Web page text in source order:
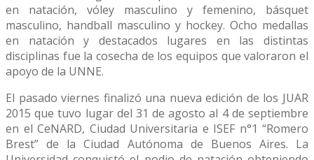
en natación, vóley masculino y femenino, básquet
masculino, handball masculino y hockey. Ocho medallas
en natación y destacados lugares en las distintas
disciplinas fue la cosecha de los equipos que valoraron el
apoyo de la UNNE.
El pasado viernes finalizó una nueva edición de los JUAR
2015 que tuvo lugar del 31 de agosto al 4 de septiembre
en el CeNARD, Ciudad Universitaria e ISEF n°1 “Romero
Brest” de la Ciudad Autónoma de Buenos Aires. La